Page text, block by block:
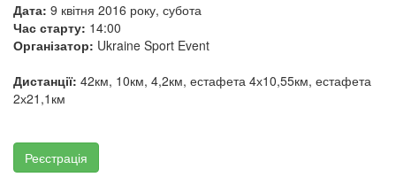
Дата: 9 квітня 2016 року, субота
Час старту: 14:00
Організатор: Ukraine Sport Event
Дистанції: 42км, 10км, 4,2км, естафета 4х10,55км, естафета
2х21,1км
Реєстрація